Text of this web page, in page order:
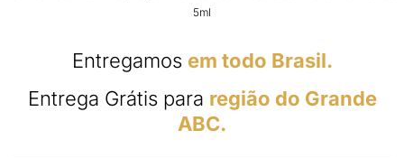
5ml
Entregamos em todo Brasil.
Entrega Grátis para região do Grande
ABC.